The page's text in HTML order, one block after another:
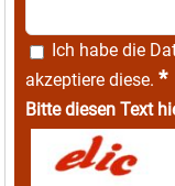
Ich habe die
akzeptiere diese. *
Bitte diesen Text